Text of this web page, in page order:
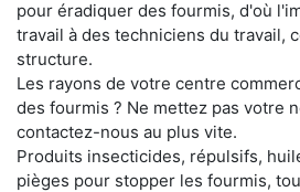
pour éradiquer des fourmis, d'où
travail à des techniciens du travail,
structure.
Les rayons de votre centre
des fourmis ? Ne mettez pas votre
contactez-nous au plus vite.
Produits insecticides, répulsifs,
pièges pour stopper les fourmis,